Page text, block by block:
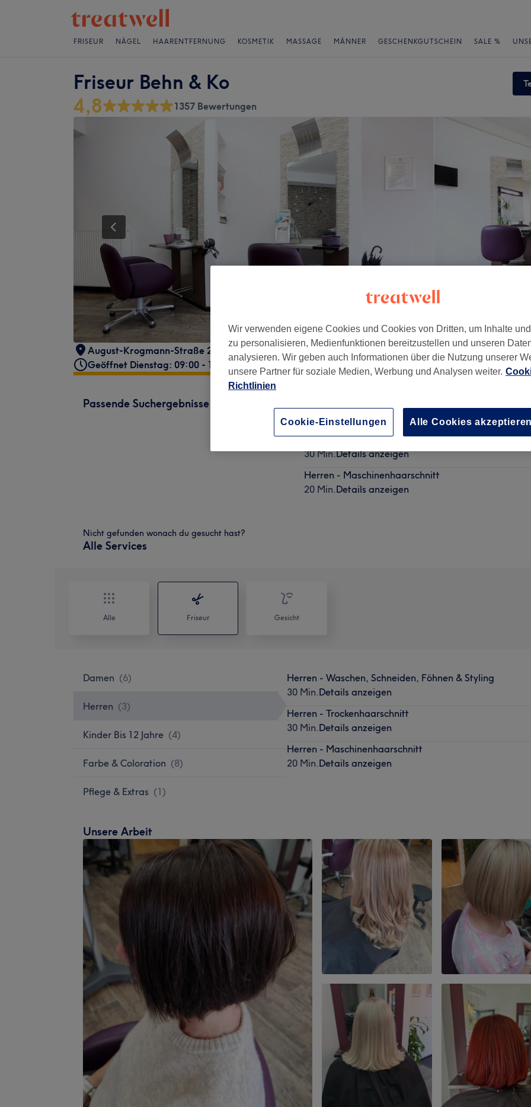
FRISEUR NÄGEL HAARENTFERNUNG KOSMETIK MASSAGE MÄNNER GESCHENKGUTSCHEIN SALE %
Friseur Behn & Ko
4,8 1357 Bewertungen
August-Krogmann-Straße 2 Hamburg, 22159
Geöffnet Dienstag: 09:00 - 18:00
Passende Suchergebnisse
30 Min.Details anzeigen
Herren - Waschen, Schneiden, Föhnen & Styling
30 Min.Details anzeigen
Herren - Maschinenhaarschnitt
20 Min.Details anzeigen
Nicht gefunden wonach du gesucht hast?
Alle Services
Alle Friseur Gesicht
Damen (6)
Herren (3)
Kinder Bis 12 Jahre (4)
Farbe & Coloration (8)
Pflege & Extras (1)
Herren - Waschen, Schneiden, Föhnen & Styling
30 Min.Details anzeigen
Herren - Trockenhaarschnitt
30 Min.Details anzeigen
Herren - Maschinenhaarschnitt
20 Min.Details anzeigen
Unsere Arbeit
Wir verwenden eigene Cookies und Cookies von Dritten, um Inhalte
zu personalisieren, Medienfunktionen bereitzustellen und unseren
analysieren. Wir geben auch Informationen über die Nutzung unserer
unsere Partner für soziale Medien, Werbung und Analysen weiter.
Richtlinien
Cookie-Einstellungen Alle Cookies